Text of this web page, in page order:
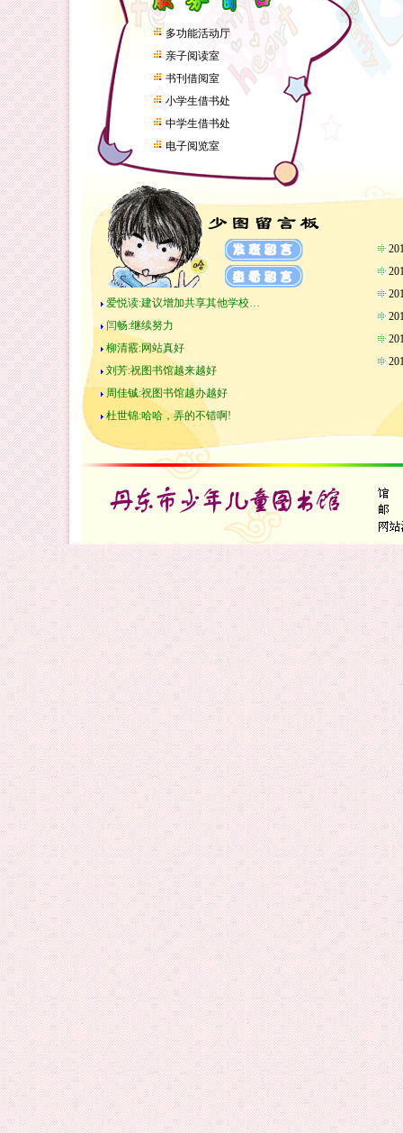
多功能活动厅
亲子阅读室
书刊借阅室
小学生借书处
中学生借书处
电子阅览室
爱悦读:建议增加共享其他学校…
闫畅:继续努力
柳清霰:网站真好
刘芳:祝图书馆越来越好
周佳铖:祝图书馆越办越好
杜世锦:哈哈，弄的不错啊!